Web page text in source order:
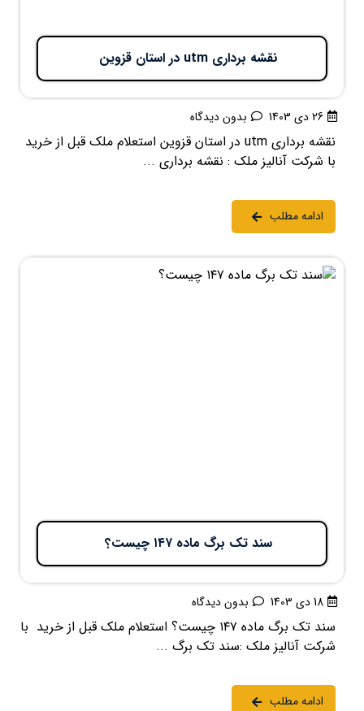
نقشه برداری utm در استان قزوین
26 دی 1403 بدون دیدگاه
نقشه برداری utm در استان قزوین استعلام ملک قبل از خرید
با شرکت آنالیز ملک : نقشه برداری ...
ادامه مطلب
سند تک برگ ماده ۱۴۷ چیست؟
18 دی 1403 بدون دیدگاه
سند تک برگ ماده ۱۴۷ چیست؟ استعلام ملک قبل از خرید با
شرکت آنالیز ملک :سند تک برگ ...
ادامه مطلب